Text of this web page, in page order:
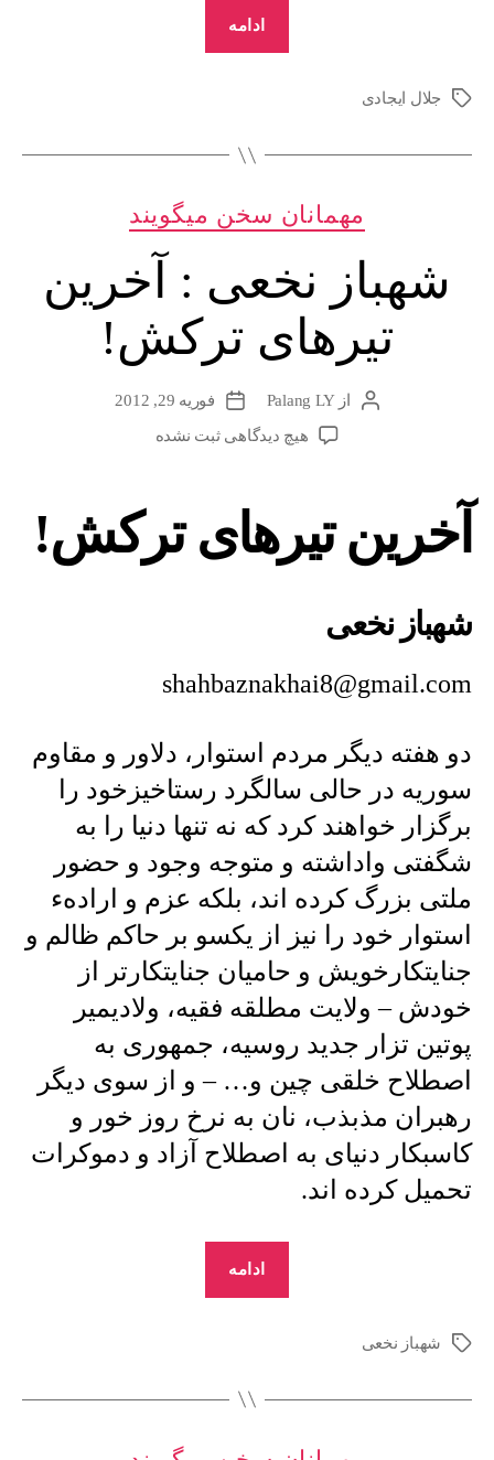
ادامه
ایجادی
و
آقای
سروش
علیه
مخالفان
اسلام”
برچسب‌هاجلال ایجادی
دسته‌ها
مهمانان سخن میگویند
شهباز نخعی : آخرین
تیرهای ترکش!
نویسندهٔ
نوشته
ازPalang LY
تاریخفوریه 29, 2012
هیچ دیدگاهیبرای
آخرین
تیرهای
ثبت نشده
آخرین تیرهای ترکش!
شهباز نخعی
shahbaznakhai8@gmail.com
دو هفته دیگر مردم استوار، دلاور و مقاوم
سوریه در حالی سالگرد رستاخیزخود را
برگزار خواهند کرد که نه تنها دنیا را به
شگفتی واداشته و متوجه وجود و حضور
ملتی بزرگ کرده اند، بلکه عزم و ارادهء
استوار خود را نیز از یکسو بر حاکم ظالم و
جنایتکارخویش و حامیان جنایتکارتر از
خودش – ولایت مطلقه فقیه، ولادیمیر
پوتین تزار جدید روسیه، جمهوری به
اصطلاح خلقی چین و… – و از سوی دیگر
رهبران مذبذب، نان به نرخ روز خور و
کاسبکار دنیای به اصطلاح آزاد و دموکرات
تحمیل کرده اند.
ادامه
تیرهای
برچسب‌هاشهباز نخعی
دسته‌ها